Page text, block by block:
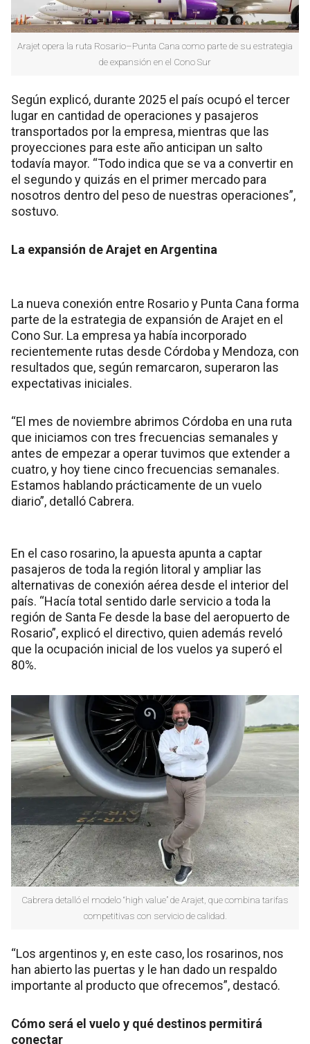
Arajet opera la ruta Rosario–Punta Cana como parte de su estrategia
de expansión en el Cono Sur
Según explicó, durante 2025 el país ocupó el tercer
lugar en cantidad de operaciones y pasajeros
transportados por la empresa, mientras que las
proyecciones para este año anticipan un salto
todavía mayor. “Todo indica que se va a convertir en
el segundo y quizás en el primer mercado para
nosotros dentro del peso de nuestras operaciones”,
sostuvo.
La expansión de Arajet en Argentina
La nueva conexión entre Rosario y Punta Cana forma
parte de la estrategia de expansión de Arajet en el
Cono Sur. La empresa ya había incorporado
recientemente rutas desde Córdoba y Mendoza, con
resultados que, según remarcaron, superaron las
expectativas iniciales.
“El mes de noviembre abrimos Córdoba en una ruta
que iniciamos con tres frecuencias semanales y
antes de empezar a operar tuvimos que extender a
cuatro, y hoy tiene cinco frecuencias semanales.
Estamos hablando prácticamente de un vuelo
diario”, detalló Cabrera.
En el caso rosarino, la apuesta apunta a captar
pasajeros de toda la región litoral y ampliar las
alternativas de conexión aérea desde el interior del
país. “Hacía total sentido darle servicio a toda la
región de Santa Fe desde la base del aeropuerto de
Rosario”, explicó el directivo, quien además reveló
que la ocupación inicial de los vuelos ya superó el
80%.
Cabrera detalló el modelo “high value” de Arajet, que combina tarifas
competitivas con servicio de calidad.
“Los argentinos y, en este caso, los rosarinos, nos
han abierto las puertas y le han dado un respaldo
importante al producto que ofrecemos”, destacó.
Cómo será el vuelo y qué destinos permitirá
conectar